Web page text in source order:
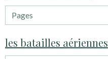
les batailles aériennes